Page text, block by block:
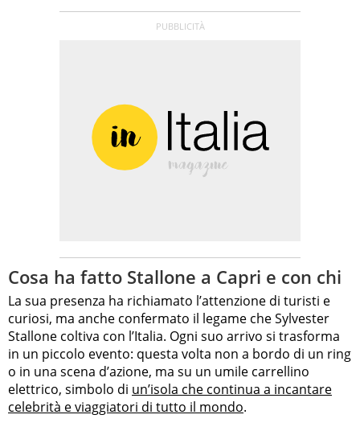
Cosa ha fatto Stallone a Capri e con chi
La sua presenza ha richiamato l’attenzione di turisti e
curiosi, ma anche confermato il legame che Sylvester
Stallone coltiva con l’Italia. Ogni suo arrivo si trasforma
in un piccolo evento: questa volta non a bordo di un ring
o in una scena d’azione, ma su un umile carrellino
elettrico, simbolo di un’isola che continua a incantare
celebrità e viaggiatori di tutto il mondo.